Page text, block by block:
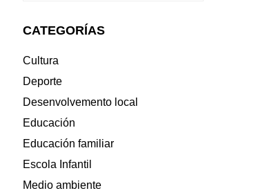
CATEGORÍAS
Cultura
Deporte
Desenvolvemento local
Educación
Educación familiar
Escola Infantil
Medio ambiente